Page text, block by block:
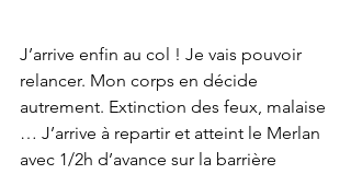
J’arrive enfin au col ! Je vais pouvoir
relancer. Mon corps en décide
autrement. Extinction des feux, malaise
… J’arrive à repartir et atteint le Merlan
avec 1/2h d’avance sur la barrière